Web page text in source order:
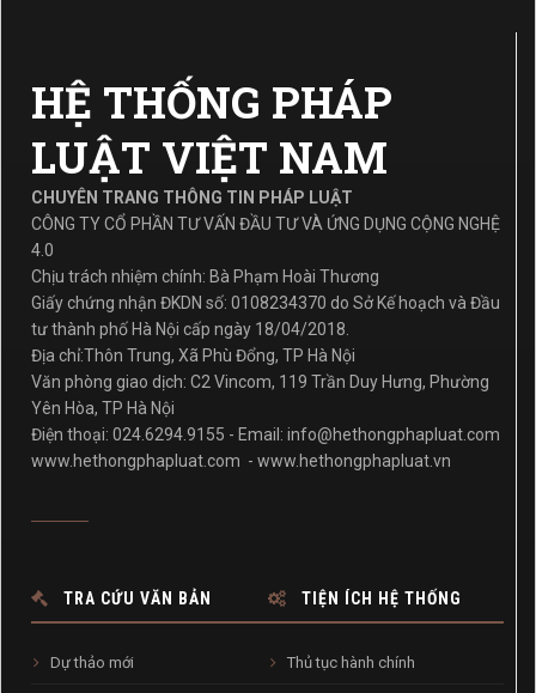
HỆ THỐNG PHÁP
LUẬT VIỆT NAM
CHUYÊN TRANG THÔNG TIN PHÁP LUẬT
CÔNG TY CỔ PHẦN TƯ VẤN ĐẦU TƯ VÀ ỨNG DỤNG CỘNG NGHỆ
4.0
Chịu trách nhiệm chính: Bà Phạm Hoài Thương
Giấy chứng nhận ĐKDN số: 0108234370 do Sở Kế hoạch và Đầu
tư thành phố Hà Nội cấp ngày 18/04/2018.
Địa chỉ:Thôn Trung, Xã Phù Đổng, TP Hà Nội
Văn phòng giao dịch: C2 Vincom, 119 Trần Duy Hưng, Phường
Yên Hòa, TP Hà Nội
Điện thoại: 024.6294.9155 - Email: info@hethongphapluat.com
www.hethongphapluat.com - www.hethongphapluat.vn
TRA CỨU VĂN BẢN
Dự thảo mới
TIỆN ÍCH HỆ THỐNG
Thủ tục hành chính